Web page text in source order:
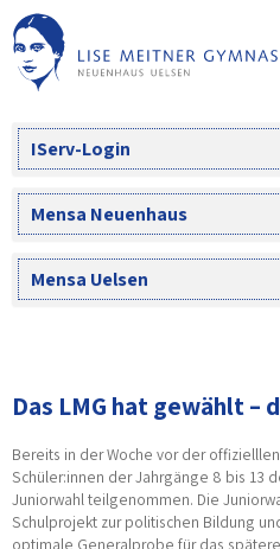
Skip
to
content
IServ-Login
Mensa Neuenhaus
Mensa Uelsen
Das LMG hat gewählt –
Bereits in der Woche vor der
Schüler:innen der Jahrgänge 8 bis 13
Juniorwahl teilgenommen. Die
Schulprojekt zur politischen Bildung
optimale Generalprobe für das